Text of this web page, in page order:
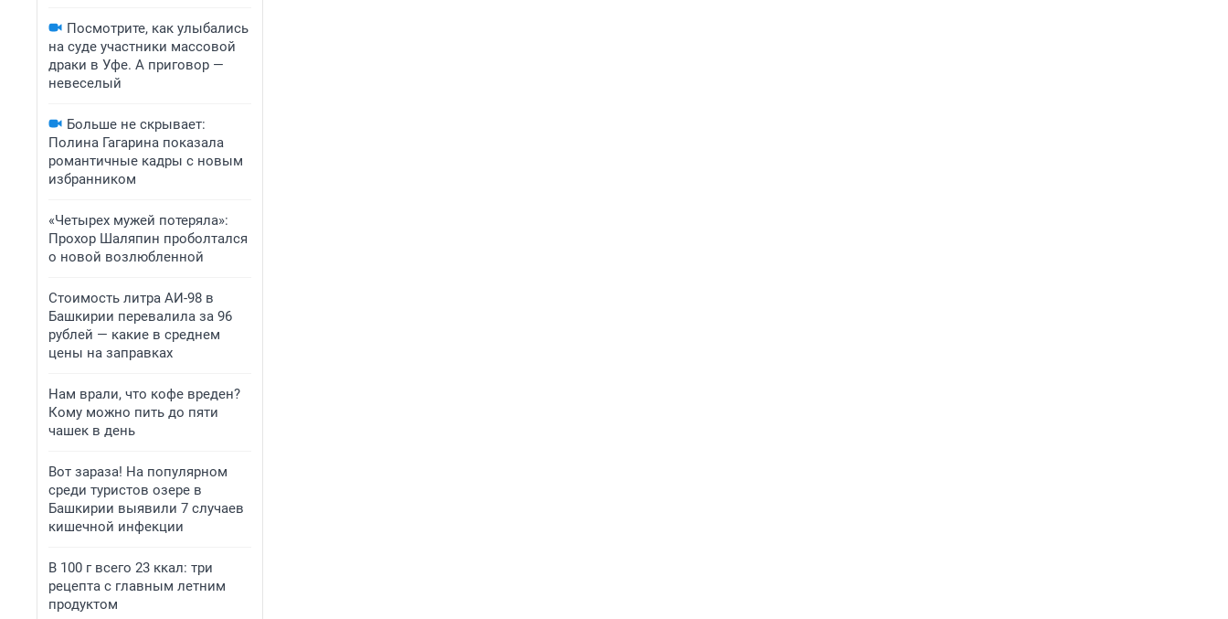
Посмотрите, как улыбались
на суде участники массовой
драки в Уфе. А приговор —
невеселый
Больше не скрывает:
Полина Гагарина показала
романтичные кадры с новым
избранником
«Четырех мужей потеряла»:
Прохор Шаляпин проболтался
о новой возлюбленной
Стоимость литра АИ-98 в
Башкирии перевалила за 96
рублей — какие в среднем
цены на заправках
Нам врали, что кофе вреден?
Кому можно пить до пяти
чашек в день
Вот зараза! На популярном
среди туристов озере в
Башкирии выявили 7 случаев
кишечной инфекции
В 100 г всего 23 ккал: три
рецепта с главным летним
продуктом